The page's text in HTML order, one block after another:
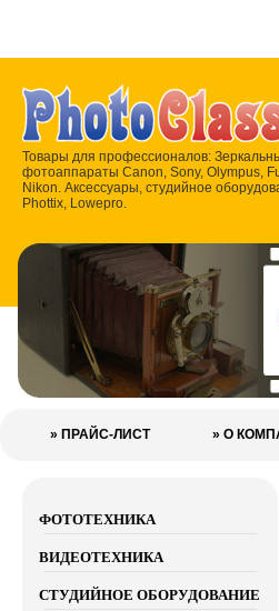
Товары для профессионалов:
фотоаппараты Canon, Sony, Olympus,
Nikon. Аксессуары, студийное
Phottix, Lowepro.
» ПРАЙС-ЛИСТ » О
ФОТОТЕХНИКА
ВИДЕОТЕХНИКА
СТУДИЙНОЕ ОБОРУДОВАНИЕ